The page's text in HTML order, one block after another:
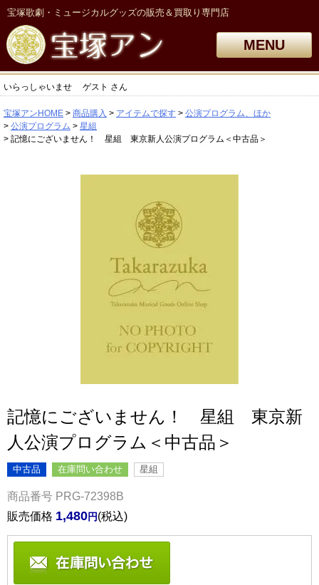
宝塚歌劇・ミュージカルグッズの販売＆買取り専門店
MENU
いらっしゃいませ ゲスト さん
宝塚アンHOME 商品購入 アイテムで探す
公演プログラム、ほか
公演プログラム
星組
記憶にございません！ 星組 東京新人公演プログラム＜中古品＞
記憶にございません！ 星組 東京新
人公演プログラム＜中古品＞
中古品 在庫問い合わせ 星組
商品番号 PRG-72398B
販売価格 1,480 税込